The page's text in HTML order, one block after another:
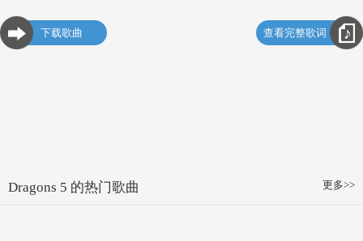
下载歌曲 查看完整歌词
更多>>
Dragons 5 的热门歌曲